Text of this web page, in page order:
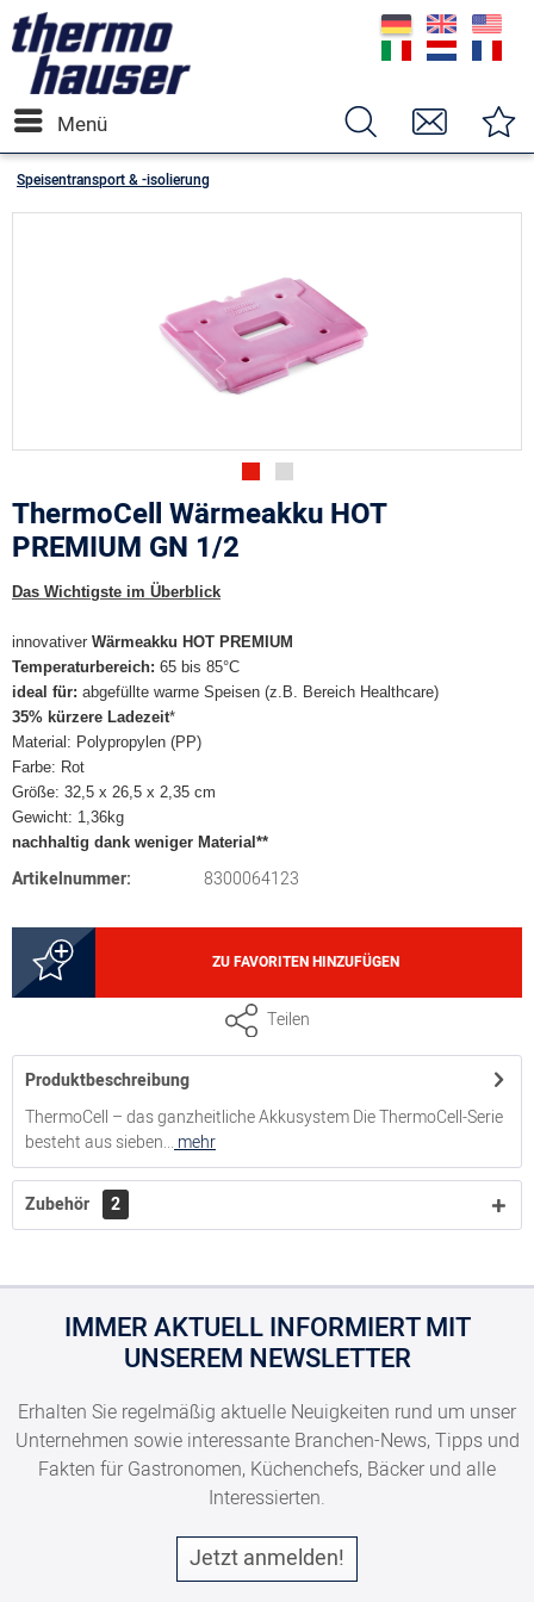
Menü
Speisentransport & -isolierung
ThermoCell Wärmeakku HOT
PREMIUM GN 1/2
Das Wichtigste im Überblick
innovativer Wärmeakku HOT PREMIUM
Temperaturbereich: 65 bis 85°C
ideal für: abgefüllte warme Speisen (z.B. Bereich Healthcare)
35% kürzere Ladezeit*
Material: Polypropylen (PP)
Farbe: Rot
Größe: 32,5 x 26,5 x 2,35 cm
Gewicht: 1,36kg
nachhaltig dank weniger Material**
Artikelnummer: 8300064123
ZU FAVORITEN HINZUFÜGEN
Teilen
Produktbeschreibung
ThermoCell – das ganzheitliche Akkusystem Die ThermoCell-Serie
besteht aus sieben... mehr
Zubehör 2
IMMER AKTUELL INFORMIERT MIT
UNSEREM NEWSLETTER
Erhalten Sie regelmäßig aktuelle Neuigkeiten rund um unser
Unternehmen sowie interessante Branchen-News, Tipps und
Fakten für Gastronomen, Küchenchefs, Bäcker und alle
Interessierten.
Jetzt anmelden!